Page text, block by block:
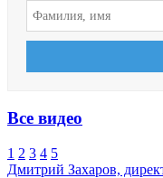
Все видео
1 2 3 4 5
Дмитрий Захаров,